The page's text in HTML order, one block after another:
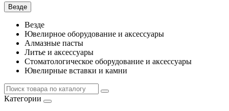
Везде
Везде
Ювелирное оборудование и аксессуары
Алмазные пасты
Литье и аксессуары
Стоматологическое оборудование и аксессуары
Ювелирные вставки и камни
Категории